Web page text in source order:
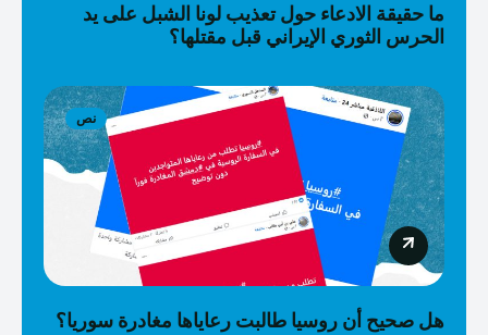
ما حقيقة الادعاء حول تعذيب لونا الشبل على يد
الحرس الثوري الإيراني قبل مقتلها؟
نص
هل صحيح أن روسيا طالبت رعاياها مغادرة سوريا؟